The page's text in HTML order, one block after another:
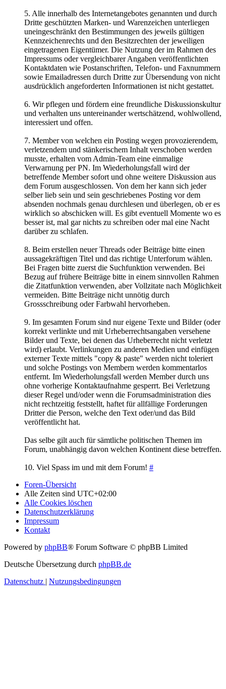
5. Alle innerhalb des Internetangebotes genannten und durch
Dritte geschützten Marken- und Warenzeichen unterliegen
uneingeschränkt den Bestimmungen des jeweils gültigen
Kennzeichenrechts und den Besitzrechten der jeweiligen
eingetragenen Eigentümer. Die Nutzung der im Rahmen des
Impressums oder vergleichbarer Angaben veröffentlichten
Kontaktdaten wie Postanschriften, Telefon- und Faxnummern
sowie Emailadressen durch Dritte zur Übersendung von nicht
ausdrücklich angeforderten Informationen ist nicht gestattet.
6. Wir pflegen und fördern eine freundliche Diskussionskultur
und verhalten uns untereinander wertschätzend, wohlwollend,
interessiert und offen.
7. Member von welchen ein Posting wegen provozierendem,
verletzendem und stänkerischem Inhalt verschoben werden
musste, erhalten vom Admin-Team eine einmalige
Verwarnung per PN. Im Wiederholungsfall wird der
betreffende Member sofort und ohne weitere Diskussion aus
dem Forum ausgeschlossen. Von dem her kann sich jeder
selber lieb sein und sein geschriebenes Posting vor dem
absenden nochmals genau durchlesen und überlegen, ob er es
wirklich so abschicken will. Es gibt eventuell Momente wo es
besser ist, mal gar nichts zu schreiben oder mal eine Nacht
darüber zu schlafen.
8. Beim erstellen neuer Threads oder Beiträge bitte einen
aussagekräftigen Titel und das richtige Unterforum wählen.
Bei Fragen bitte zuerst die Suchfunktion verwenden. Bei
Bezug auf frühere Beiträge bitte in einem sinnvollen Rahmen
die Zitatfunktion verwenden, aber Vollzitate nach Möglichkeit
vermeiden. Bitte Beiträge nicht unnötig durch
Grossschreibung oder Farbwahl hervorheben.
9. Im gesamten Forum sind nur eigene Texte und Bilder (oder
korrekt verlinkte und mit Urheberrechtsangaben versehene
Bilder und Texte, bei denen das Urheberrecht nicht verletzt
wird) erlaubt. Verlinkungen zu anderen Medien und einfügen
externer Texte mittels "copy & paste" werden nicht toleriert
und solche Postings von Membern werden kommentarlos
entfernt. Im Wiederholungsfall werden Member durch uns
ohne vorherige Kontaktaufnahme gesperrt. Bei Verletzung
dieser Regel und/oder wenn die Forumsadministration dies
nicht rechtzeitig feststellt, haftet für allfällige Forderungen
Dritter die Person, welche den Text oder/und das Bild
veröffentlicht hat.
Das selbe gilt auch für sämtliche politischen Themen im
Forum, unabhängig davon welchen Kontinent diese betreffen.
10. Viel Spass im und mit dem Forum! #
Foren-Übersicht
Alle Zeiten sind UTC+02:00
Alle Cookies löschen
Datenschutzerklärung
Impressum
Kontakt
Powered by phpBB® Forum Software © phpBB Limited
Deutsche Übersetzung durch phpBB.de
Datenschutz | Nutzungsbedingungen